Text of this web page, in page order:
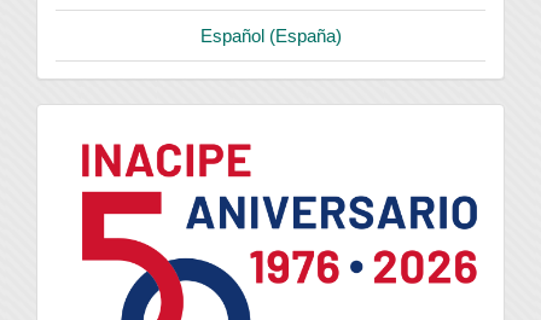
Español (España)
logo